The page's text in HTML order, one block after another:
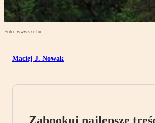
Foto: www.sxc.hu
Maciej J. Nowak